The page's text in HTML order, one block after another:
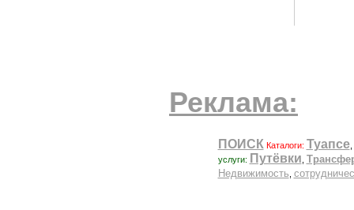
Реклама: